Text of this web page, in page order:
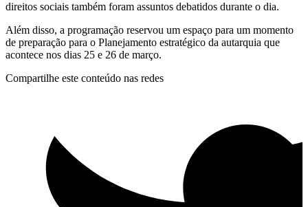
direitos sociais também foram assuntos debatidos durante o dia.
Além disso, a programação reservou um espaço para um momento
de preparação para o Planejamento estratégico da autarquia que
acontece nos dias 25 e 26 de março.
Compartilhe este conteúdo nas redes